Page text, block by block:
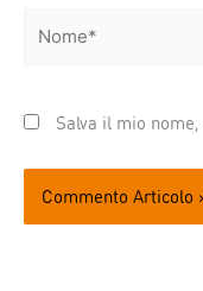
Salva il mio